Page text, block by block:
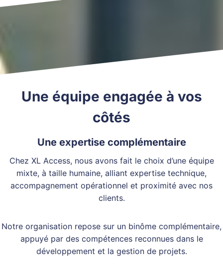
Une équipe engagée à vos
côtés
Une expertise complémentaire
Chez XL Access, nous avons fait le choix d’une équipe
mixte, à taille humaine, alliant expertise technique,
accompagnement opérationnel et proximité avec nos
clients.
Notre organisation repose sur un binôme complémentaire,
appuyé par des compétences reconnues dans le
développement et la gestion de projets.